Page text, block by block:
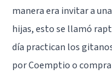
manera era invitar a
hijas, esto se llamó
día practican los
por Coemptio o